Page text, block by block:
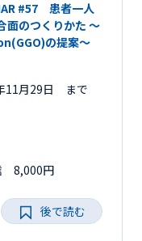
#57 患者一人
面のつくりかた ～
の提案～
11月29日 まで
8,000円
後で読む